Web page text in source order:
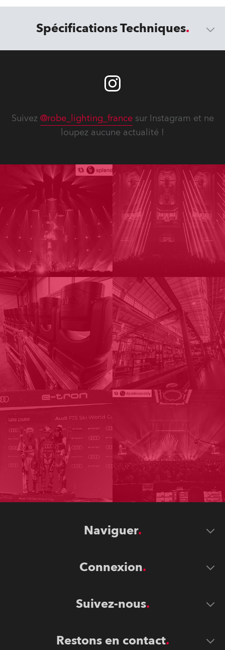
Spécifications Techniques
Suivez @robe_lighting_francesur Instagram et ne
loupez aucune actualité !
Naviguer
Connexion
Suivez-nous
Restons en contact